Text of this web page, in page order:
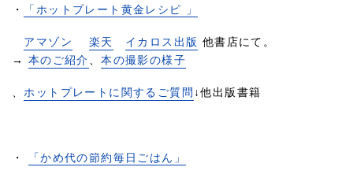
・ 「ホットプレート黄金レシピ 」
アマゾン 楽天 イカロス出版 他書店にて。
→ 本のご紹介 、本の撮影の様子
、ホットプレートに関するご質問 ↓他出版書籍
・ 「かめ代の節約毎日ごはん」